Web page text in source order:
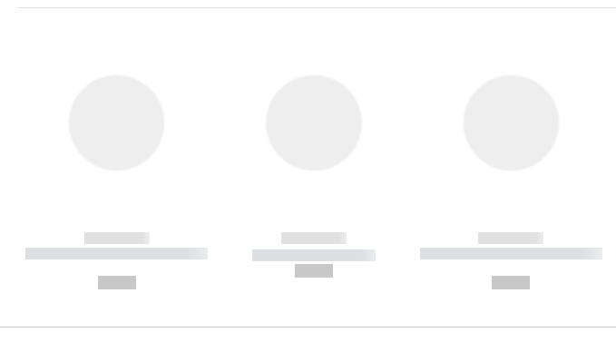
------------
----------- ----------- ----------
------------
----------- -----------
------------
----------- ----------- ----------